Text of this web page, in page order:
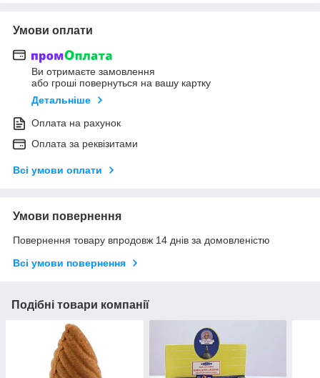
Умови оплати
Ви отримаєте замовлення
або гроші повернуться на вашу картку
Детальніше
Оплата на рахунок
Оплата за реквізитами
Всі умови оплати
Умови повернення
Повернення товару впродовж 14 днів за домовленістю
Всі умови повернення
Подібні товари компанії